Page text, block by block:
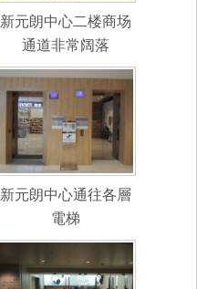
新元朗中心二楼商场
通道非常阔落
新元朗中心通往各層
電梯